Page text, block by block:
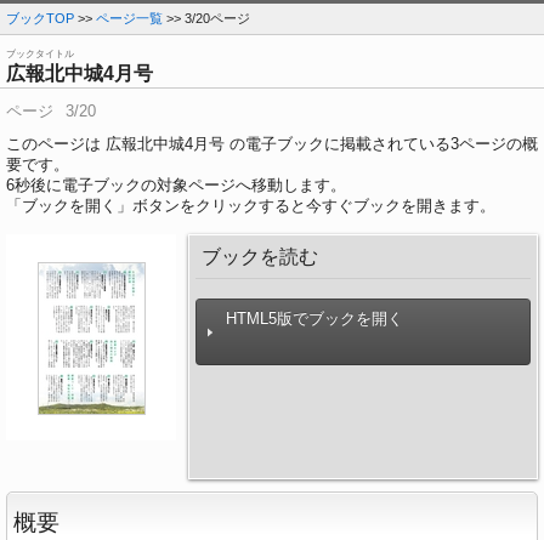
ブックTOP >> ページ一覧 >> 3/20ページ
ブックタイトル
広報北中城4月号
ページ
3/20
このページは 広報北中城4月号 の電子ブックに掲載されている3ページの概
要です。
6秒後に電子ブックの対象ページへ移動します。
「ブックを開く」ボタンをクリックすると今すぐブックを開きます。
ブックを読む
HTML5版でブックを開く
概要